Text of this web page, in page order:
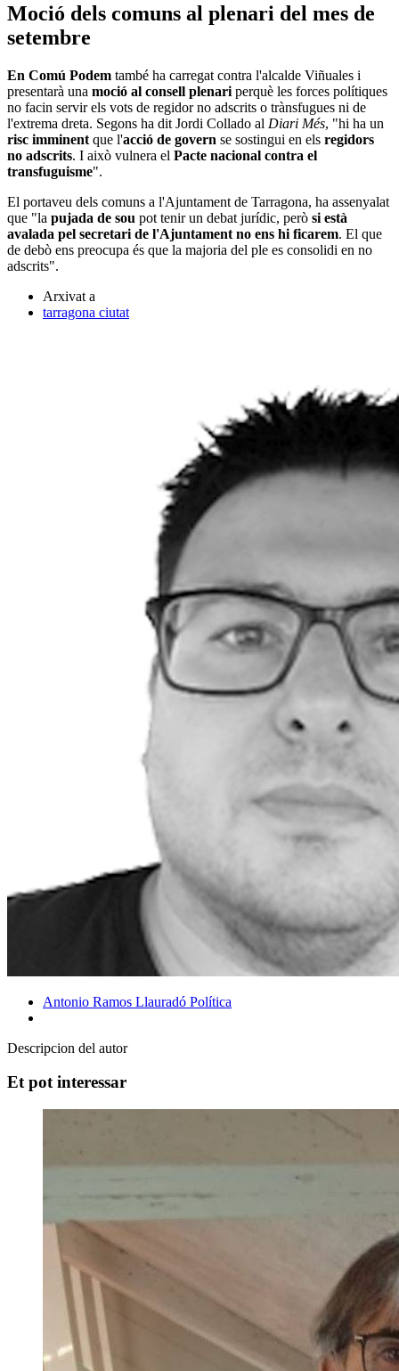
Moció dels comuns al plenari del mes de
setembre
En Comú Podem també ha carregat contra l'alcalde Viñuales i
presentarà una moció al consell plenari perquè les forces polítiques
no facin servir els vots de regidor no adscrits o trànsfugues ni de
l'extrema dreta. Segons ha dit Jordi Collado al Diari Més, "hi ha un
risc imminent que l'acció de govern se sostingui en els regidors
no adscrits. I això vulnera el Pacte nacional contra el
transfuguisme".
El portaveu dels comuns a l'Ajuntament de Tarragona, ha assenyalat
que "la pujada de sou pot tenir un debat jurídic, però si està
avalada pel secretari de l'Ajuntament no ens hi ficarem. El que
de debò ens preocupa és que la majoria del ple es consolidi en no
adscrits".
Arxivat a
tarragona ciutat
Antonio Ramos Llauradó Política
Descripcion del autor
Et pot interessar